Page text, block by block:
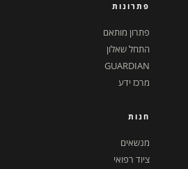
פתרונות
פתרון מותאם
התחל שאלון
GUARDIAN
מרכז ידע
חנות
מנשאים
ציוד רפואי